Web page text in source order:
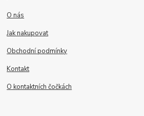
O nás
Jak nakupovat
Obchodní podmínky
Kontakt
O kontaktních čočkách